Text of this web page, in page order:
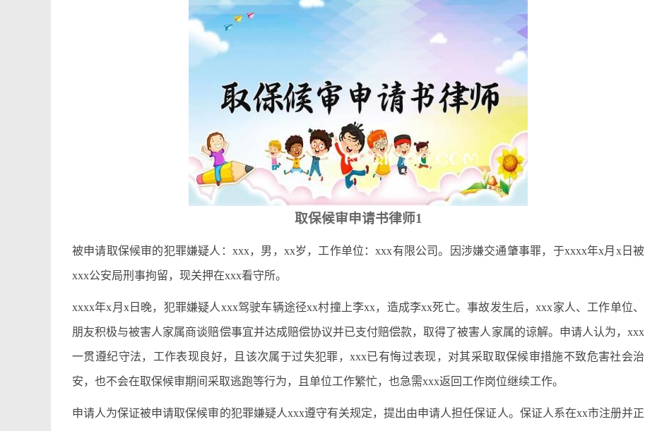
取保候审申请书律师1
被申请取保候审的犯罪嫌疑人：xxx，男，xx岁，工作单位：xxx有限公司。因涉嫌交通肇事罪，于xxxx年x月x日被
xxx公安局刑事拘留，现关押在xxx看守所。
xxxx年x月x日晚，犯罪嫌疑人xxx驾驶车辆途径xx村撞上李xx，造成李xx死亡。事故发生后，xxx家人、工作单位、
朋友积极与被害人家属商谈赔偿事宜并达成赔偿协议并已支付赔偿款，取得了被害人家属的谅解。申请人认为，xxx
一贯遵纪守法，工作表现良好，且该次属于过失犯罪，xxx已有悔过表现，对其采取取保候审措施不致危害社会治
安，也不会在取保候审期间采取逃跑等行为，且单位工作繁忙，也急需xxx返回工作岗位继续工作。
申请人为保证被申请取保候审的犯罪嫌疑人xxx遵守有关规定，提出由申请人担任保证人。保证人系在xx市注册并正